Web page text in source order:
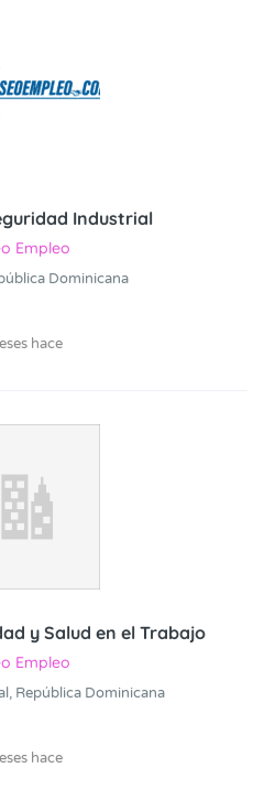
Industrial
Empleo
Dominicana
hace
y Salud en el Trabajo
Empleo
República Dominicana
hace